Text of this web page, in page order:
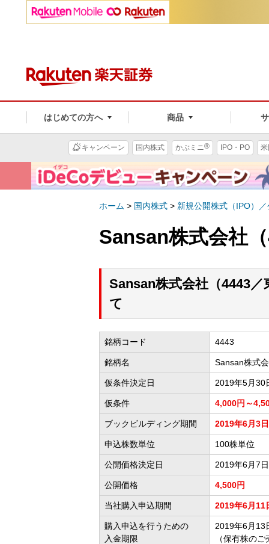
はじめての方へ 商品
キャンペーン 国内株式 かぶミニ® IPO・PO
ホーム > 国内株式 > 新規公開株式（IPO）
Sansan株式会社
Sansan株式会社（4443
て
銘柄コード 4443
銘柄名 Sansan株式
仮条件決定日 2019年5月30
仮条件 4,000円～
ブックビルディング期間 2019年6月3
申込株数単位 100株単位
公開価格決定日 2019年6月7日
公開価格 4,500円
当社購入申込期間 2019年6月
購入申込を行うための
入金期限
2019年6月13
（保有株の